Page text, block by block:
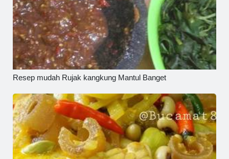
Resep mudah Rujak kangkung Mantul Banget